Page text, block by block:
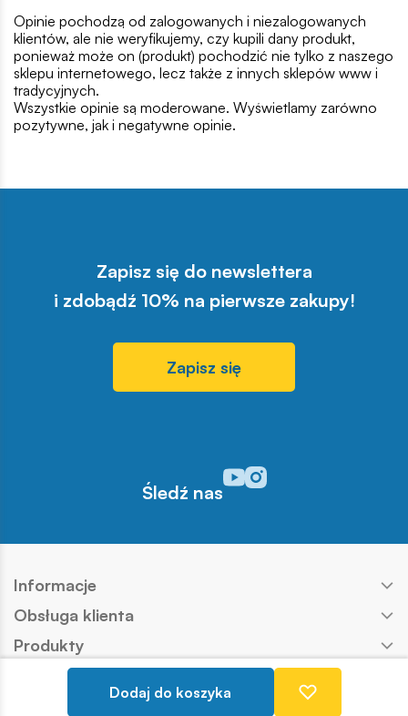
Dodaj do koszyka
Opinie pochodzą od zalogowanych i niezalogowanych
klientów, ale nie weryfikujemy, czy kupili dany produkt,
ponieważ może on (produkt) pochodzić nie tylko z naszego
sklepu internetowego, lecz także z innych sklepów www i
tradycyjnych.
Wszystkie opinie są moderowane. Wyświetlamy zarówno
pozytywne, jak i negatywne opinie.
Zapisz się do newslettera
i zdobądź 10% na pierwsze zakupy!
Zapisz się
Śledź nas
Odwiedź nasz profil w
Odwiedź nasz profil w
Informacje
Obsługa klienta
Produkty
Kontakt